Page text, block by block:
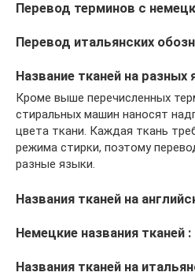
Перевод терминов с
Перевод итальянских
Название тканей на разных
Кроме выше перечисленных
стиральных машин наносят
цвета ткани. Каждая ткань
режима стирки, поэтому
разные языки.
Названия тканей на
Немецкие названия тканей :
Названия тканей на